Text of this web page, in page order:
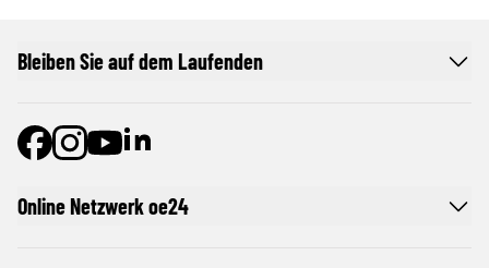
Online Netzwerk oe24
Bleiben Sie auf dem Laufenden